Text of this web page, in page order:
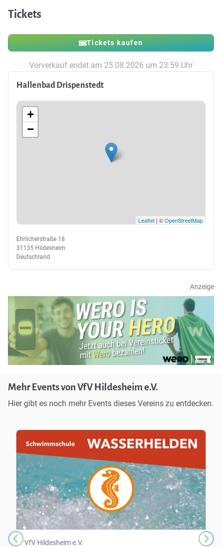
Tickets
Tickets kaufen
Vorverkauf endet am 25.08.2026 um 23:59 Uhr
Hallenbad Drispenstedt
+
−
Leaflet | ©OpenStreetMap
Ehrlicherstraße 18
31135 Hildesheim
Deutschland
Anzeige
Mehr Events von VfV Hildesheim e.V.
Hier gibt es noch mehr Events dieses Vereins zu entdecken.
VfV Hildesheim e.V.